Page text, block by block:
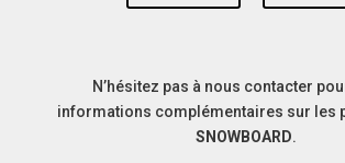
N’hésitez pas à nous contacter
informations complémentaires sur les
SNOWBOARD.